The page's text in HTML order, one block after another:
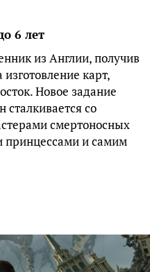
6 лет
из Англии, получив
карт,
Новое задание
сталкивается со
смертоносных
принцессами и самим